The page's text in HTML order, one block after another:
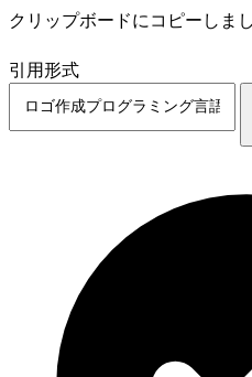
クリップボードにコピーしま
引用形式